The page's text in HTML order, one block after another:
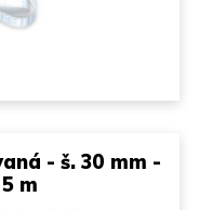
- š. 30 mm -
m